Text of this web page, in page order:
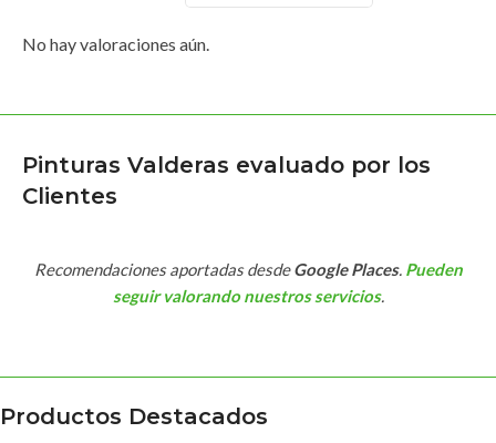
No hay valoraciones aún.
Pinturas Valderas evaluado por los
Clientes
Recomendaciones aportadas desdeGoogle Places. Pueden
seguir valorando nuestros servicios.
Productos Destacados